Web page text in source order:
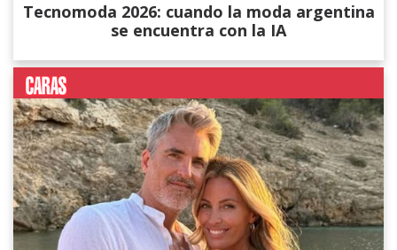
Tecnomoda 2026: cuando la moda argentina
se encuentra con la IA